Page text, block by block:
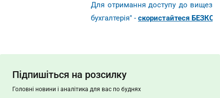
Для отримання доступу до
бухгалтерія" - скористайтеся
Підпишіться на розсилку
Головні новини і аналітика для вас по буднях